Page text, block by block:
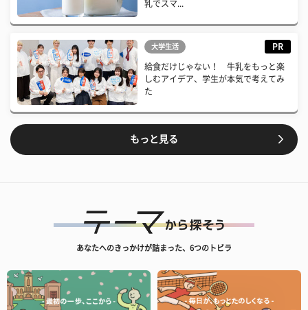
乳でスマ...
大学生活 PR
給食だけじゃない！ 牛乳をもっと楽
しむアイデア、学生が本気で考えてみ
た
もっと見る
あなたへのきっかけが詰まった、6つのトビラ